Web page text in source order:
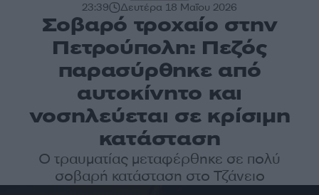
23:39 Δευτέρα 18 Μαΐου 2026
Σοβαρό τροχαίο στην
Πετρούπολη: Πεζός
παρασύρθηκε από
αυτοκίνητο και
νοσηλεύεται σε κρίσιμη
κατάσταση
Ο τραυματίας μεταφέρθηκε σε πολύ
σοβαρή κατάσταση στο Τζάνειο